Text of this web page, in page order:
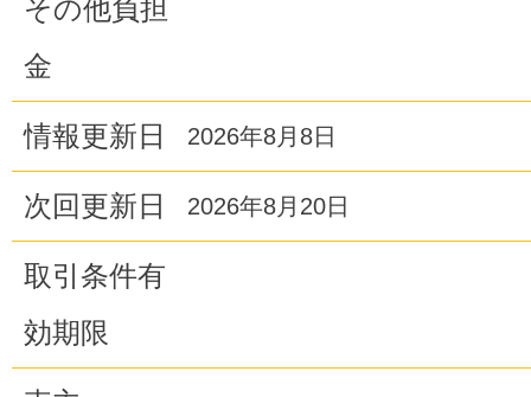
その他負担
金
情報更新日 2026年8月8日
次回更新日 2026年8月20日
取引条件有
効期限